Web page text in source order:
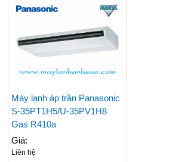
Máy lạnh áp trần Panasonic
S-35PT1H5/U-35PV1H8
Gas R410a
Giá:
Liên hệ
Top 5 Hãng Máy Lạnh
1 Ngựa Giá Rẻ Tiết
Kiệm Điện Đáng Mua
Nhất
Giá Máy Lạnh Treo
Cập Nhật - LH
0909588116